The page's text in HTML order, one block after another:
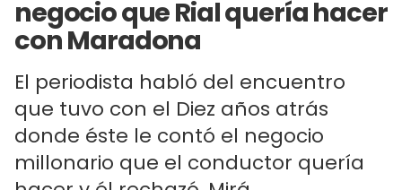
negocio que Rial quería hacer
con Maradona
El periodista habló del encuentro
que tuvo con el Diez años atrás
donde éste le contó el negocio
millonario que el conductor quería